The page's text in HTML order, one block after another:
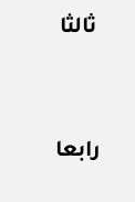
ثالثا
رابعا